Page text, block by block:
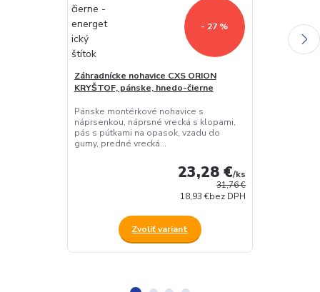
- 27 %
Záhradnícke nohavice CXS ORION
KRYŠTOF, pánske, hnedo-čierne
Pánske montérkové nohavice s
náprsenkou, náprsné vrecká s klopami,
pás s pútkami na opasok, vzadu do
gumy, predné vrecká...
31,76 €
23,28 €/ks
18,93 €bez DPH
Zvoliť variant